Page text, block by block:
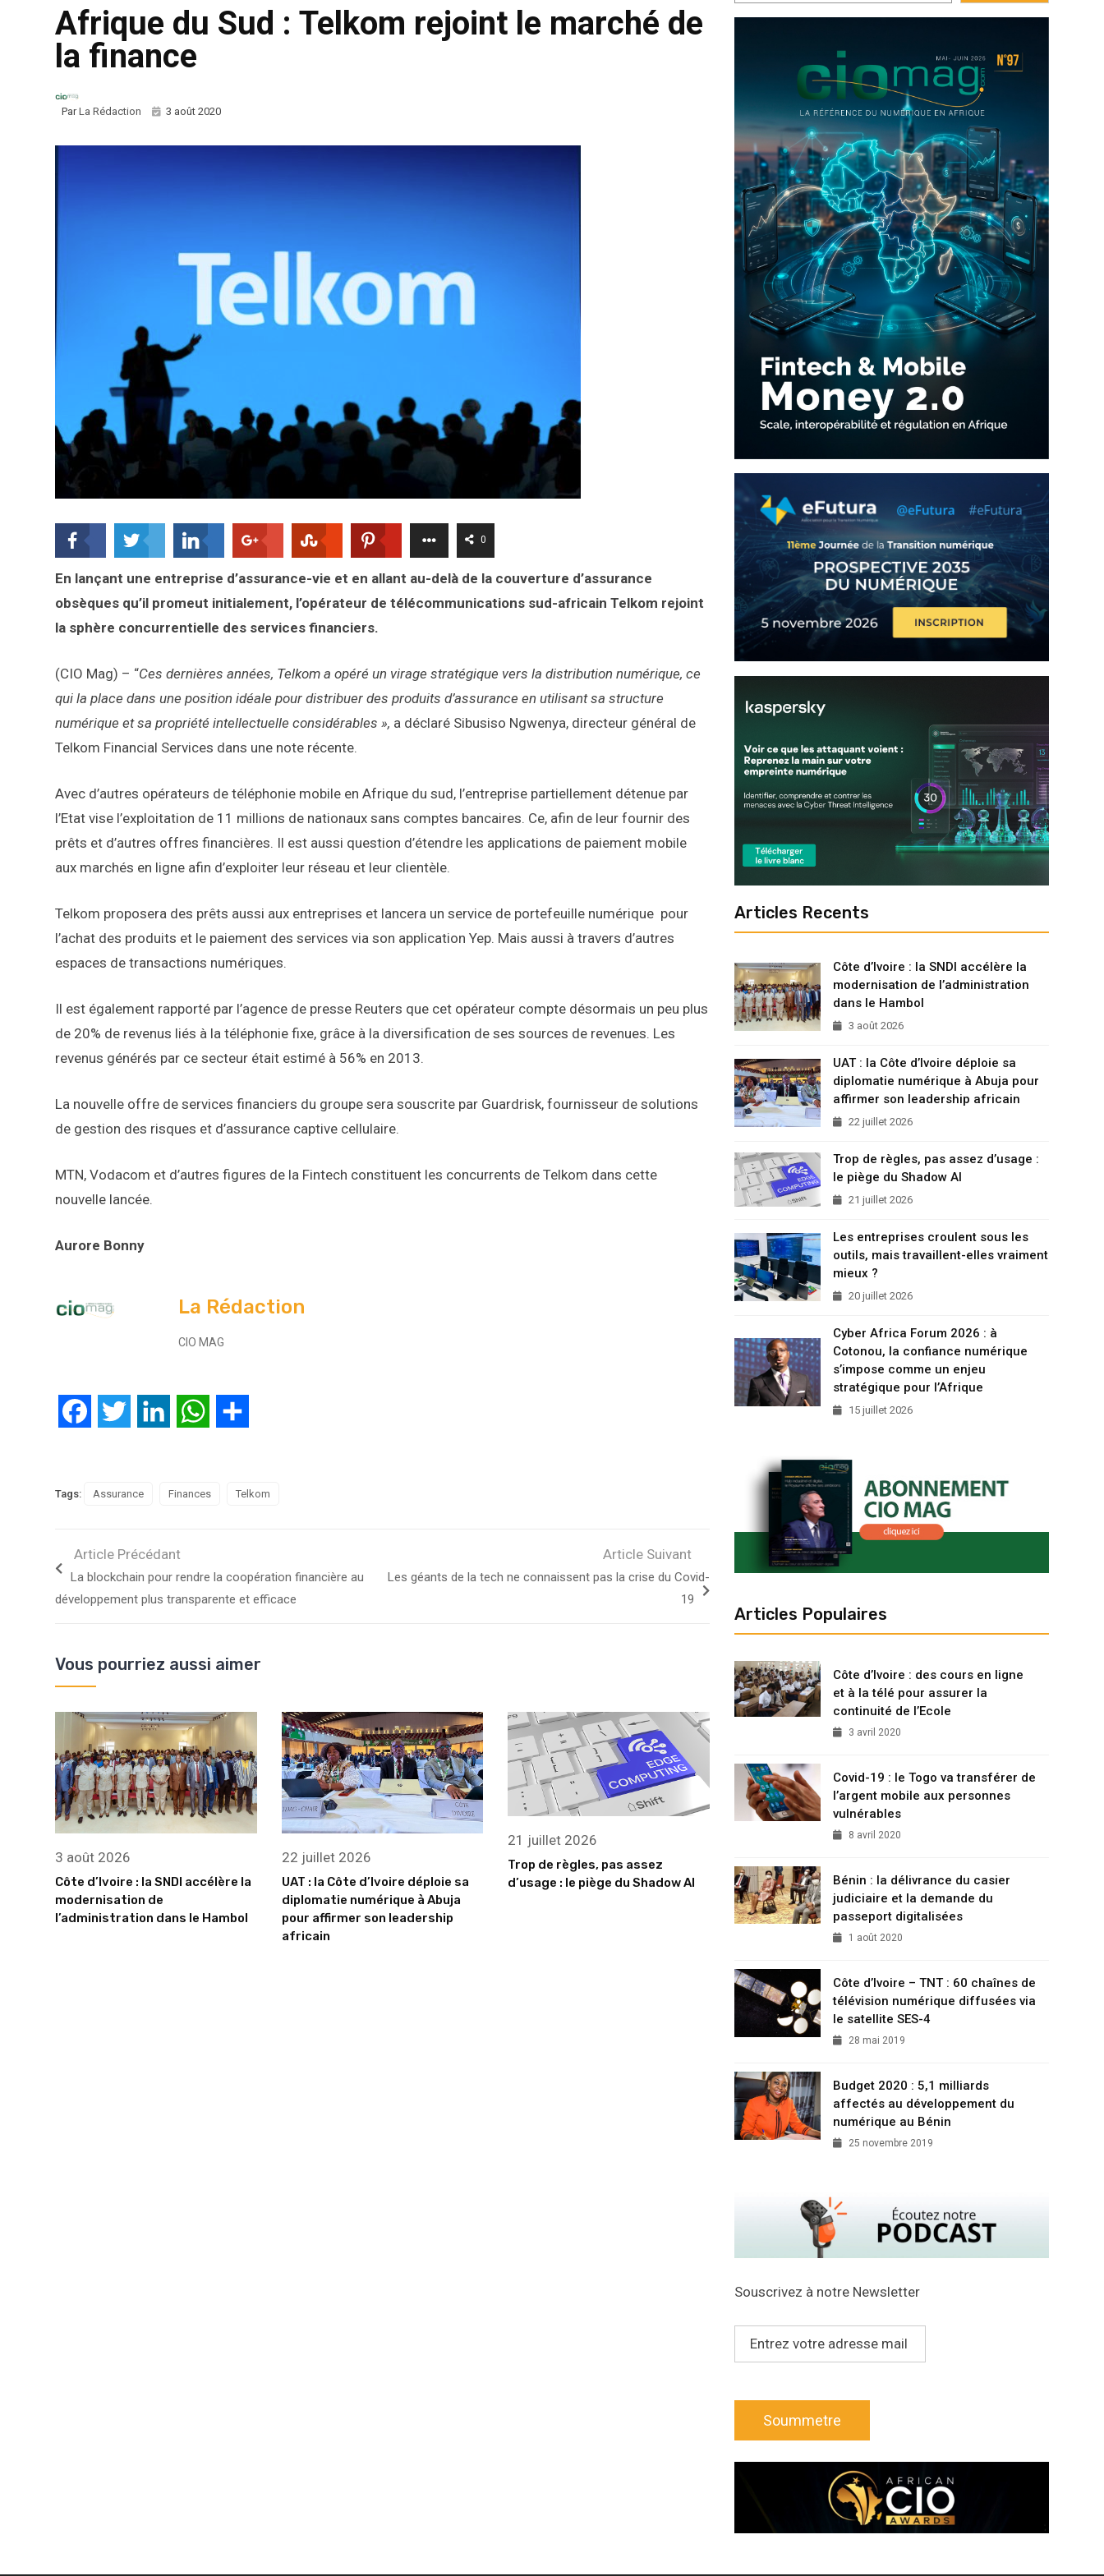
Afrique du Sud : Telkom rejoint le marché de
la finance
ParLa Rédaction 3 août 2020
0
En lançant une entreprise d’assurance-vie et en allant au-delà de la couverture d’assurance
obsèques qu’il promeut initialement, l’opérateur de télécommunications sud-africain Telkom rejoint
la sphère concurrentielle des services financiers.
(CIO Mag) – “Ces dernières années, Telkom a opéré un virage stratégique vers la distribution numérique, ce
qui la place dans une position idéale pour distribuer des produits d’assurance en utilisant sa structure
numérique et sa propriété intellectuelle considérables », a déclaré Sibusiso Ngwenya, directeur général de
Telkom Financial Services dans une note récente.
Avec d’autres opérateurs de téléphonie mobile en Afrique du sud, l’entreprise partiellement détenue par
l’Etat vise l’exploitation de 11 millions de nationaux sans comptes bancaires. Ce, afin de leur fournir des
prêts et d’autres offres financières. Il est aussi question d’étendre les applications de paiement mobile
aux marchés en ligne afin d’exploiter leur réseau et leur clientèle.
Telkom proposera des prêts aussi aux entreprises et lancera un service de portefeuille numérique pour
l’achat des produits et le paiement des services via son application Yep. Mais aussi à travers d’autres
espaces de transactions numériques.
Il est également rapporté par l’agence de presse Reuters que cet opérateur compte désormais un peu plus
de 20% de revenus liés à la téléphonie fixe, grâce à la diversification de ses sources de revenues. Les
revenus générés par ce secteur était estimé à 56% en 2013.
La nouvelle offre de services financiers du groupe sera souscrite par Guardrisk, fournisseur de solutions
de gestion des risques et d’assurance captive cellulaire.
MTN, Vodacom et d’autres figures de la Fintech constituent les concurrents de Telkom dans cette
nouvelle lancée.
Aurore Bonny
La Rédaction
CIO MAG
FacebookTwitter LinkedIn WhatsApp
Tags: Assurance Finances Telkom
Article Précédant
La blockchain pour rendre la coopération financière au
développement plus transparente et efficace
Article Suivant
Les géants de la tech ne connaissent pas la crise du Covid-
19
Vous pourriez aussi aimer
3 août 2026
Côte d’Ivoire : la SNDI accélère la
modernisation de
l’administration dans le Hambol
22 juillet 2026
UAT : la Côte d’Ivoire déploie sa
diplomatie numérique à Abuja
pour affirmer son leadership
africain
21 juillet 2026
Trop de règles, pas assez
d’usage : le piège du Shadow AI
Articles Recents
Côte d’Ivoire : la SNDI accélère la
modernisation de l’administration
dans le Hambol
3 août 2026
UAT : la Côte d’Ivoire déploie sa
diplomatie numérique à Abuja pour
affirmer son leadership africain
22 juillet 2026
Trop de règles, pas assez d’usage :
le piège du Shadow AI
21 juillet 2026
Les entreprises croulent sous les
outils, mais travaillent-elles vraiment
mieux ?
20 juillet 2026
Cyber Africa Forum 2026 : à
Cotonou, la confiance numérique
s’impose comme un enjeu
stratégique pour l’Afrique
15 juillet 2026
Articles Populaires
Côte d’Ivoire : des cours en ligne
et à la télé pour assurer la
continuité de l’Ecole
3 avril 2020
Covid-19 : le Togo va transférer de
l’argent mobile aux personnes
vulnérables
8 avril 2020
Bénin : la délivrance du casier
judiciaire et la demande du
passeport digitalisées
1 août 2020
Côte d’Ivoire – TNT : 60 chaînes de
télévision numérique diffusées via
le satellite SES-4
28 mai 2019
Budget 2020 : 5,1 milliards
affectés au développement du
numérique au Bénin
25 novembre 2019
Souscrivez à notre Newsletter